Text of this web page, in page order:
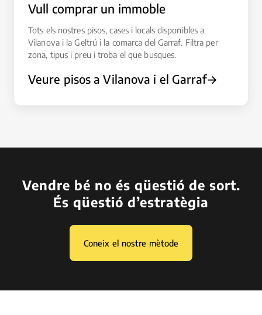
Vull comprar un immoble
Tots els nostres pisos, cases i locals disponibles a
Vilanova i la Geltrú i la comarca del Garraf. Filtra per
zona, tipus i preu i troba el que busques.
Veure pisos a Vilanova i el Garraf→
Vendre bé no és qüestió de sort.
És qüestió d’estratègia
Coneix el nostre mètode